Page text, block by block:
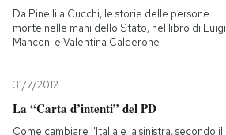
Da Pinelli a Cucchi, le storie delle persone
morte nelle mani dello Stato, nel libro di Luigi
Manconi e Valentina Calderone
31/7/2012
La “Carta d’intenti” del PD
Come cambiare l'Italia e la sinistra, secondo il